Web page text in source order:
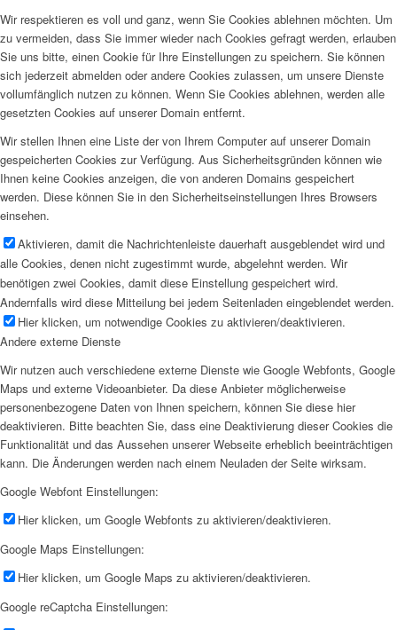
Wir respektieren es voll und ganz, wenn Sie Cookies ablehnen möchten. Um
zu vermeiden, dass Sie immer wieder nach Cookies gefragt werden, erlauben
Sie uns bitte, einen Cookie für Ihre Einstellungen zu speichern. Sie können
sich jederzeit abmelden oder andere Cookies zulassen, um unsere Dienste
vollumfänglich nutzen zu können. Wenn Sie Cookies ablehnen, werden alle
gesetzten Cookies auf unserer Domain entfernt.
Wir stellen Ihnen eine Liste der von Ihrem Computer auf unserer Domain
gespeicherten Cookies zur Verfügung. Aus Sicherheitsgründen können wie
Ihnen keine Cookies anzeigen, die von anderen Domains gespeichert
werden. Diese können Sie in den Sicherheitseinstellungen Ihres Browsers
einsehen.
Aktivieren, damit die Nachrichtenleiste dauerhaft ausgeblendet wird und
alle Cookies, denen nicht zugestimmt wurde, abgelehnt werden. Wir
benötigen zwei Cookies, damit diese Einstellung gespeichert wird.
Andernfalls wird diese Mitteilung bei jedem Seitenladen eingeblendet werden.
Hier klicken, um notwendige Cookies zu aktivieren/deaktivieren.
Andere externe Dienste
Wir nutzen auch verschiedene externe Dienste wie Google Webfonts, Google
Maps und externe Videoanbieter. Da diese Anbieter möglicherweise
personenbezogene Daten von Ihnen speichern, können Sie diese hier
deaktivieren. Bitte beachten Sie, dass eine Deaktivierung dieser Cookies die
Funktionalität und das Aussehen unserer Webseite erheblich beeinträchtigen
kann. Die Änderungen werden nach einem Neuladen der Seite wirksam.
Google Webfont Einstellungen:
Hier klicken, um Google Webfonts zu aktivieren/deaktivieren.
Google Maps Einstellungen:
Hier klicken, um Google Maps zu aktivieren/deaktivieren.
Google reCaptcha Einstellungen: